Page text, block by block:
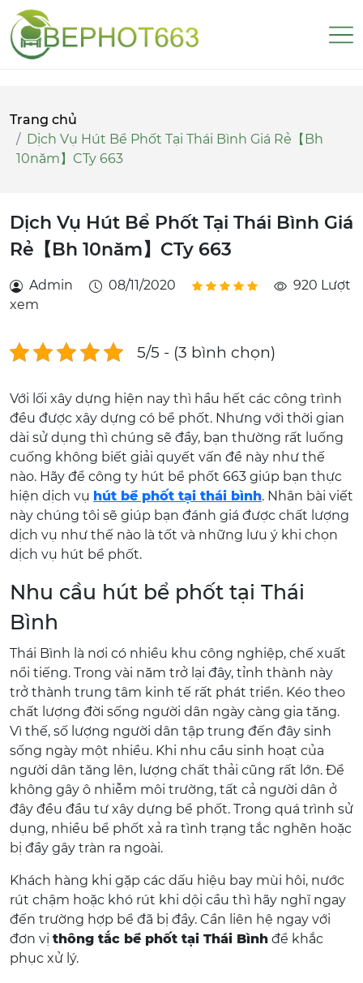
Trang chủ
Dịch Vụ Hút Bể Phốt Tại Thái Bình Giá Rẻ【Bh
10năm】CTy 663
Dịch Vụ Hút Bể Phốt Tại Thái Bình Giá
Rẻ【Bh 10năm】CTy 663
Admin 08/11/2020
920 Lượt
xem
5/5 - (3 bình chọn)
Với lối xây dựng hiện nay thì hầu hết các công trình
đều được xây dựng có bể phốt. Nhưng với thời gian
dài sử dụng thì chúng sẽ đầy, bạn thường rất luống
cuống không biết giải quyết vấn đề này như thế
nào. Hãy để công ty hút bể phốt 663 giúp bạn thực
hiện dịch vụ hút bể phốt tại thái bình. Nhân bài viết
này chúng tôi sẽ giúp bạn đánh giá được chất lượng
dịch vụ như thế nào là tốt và những lưu ý khi chọn
dịch vụ hút bể phốt.
Nhu cầu hút bể phốt tại Thái
Bình
Thái Bình là nơi có nhiều khu công nghiệp, chế xuất
nổi tiếng. Trong vài năm trở lại đây, tỉnh thành này
trở thành trung tâm kinh tế rất phát triển. Kéo theo
chất lượng đời sống người dân ngày càng gia tăng.
Vì thế, số lượng người dân tập trung đến đây sinh
sống ngày một nhiều. Khi nhu cầu sinh hoạt của
người dân tăng lên, lượng chất thải cũng rất lớn. Để
không gây ô nhiễm môi trường, tất cả người dân ở
đây đều đầu tư xây dựng bể phốt. Trong quá trình sử
dụng, nhiều bể phốt xả ra tình trạng tắc nghẽn hoặc
bị đầy gây tràn ra ngoài.
Khách hàng khi gặp các dấu hiệu bay mùi hôi, nước
rút chậm hoặc khó rút khi dội cầu thì hãy nghĩ ngay
đến trường hợp bể đã bị đầy. Cần liên hệ ngay với
đơn vị thông tắc bể phốt tại Thái Bình để khắc
phục xử lý.